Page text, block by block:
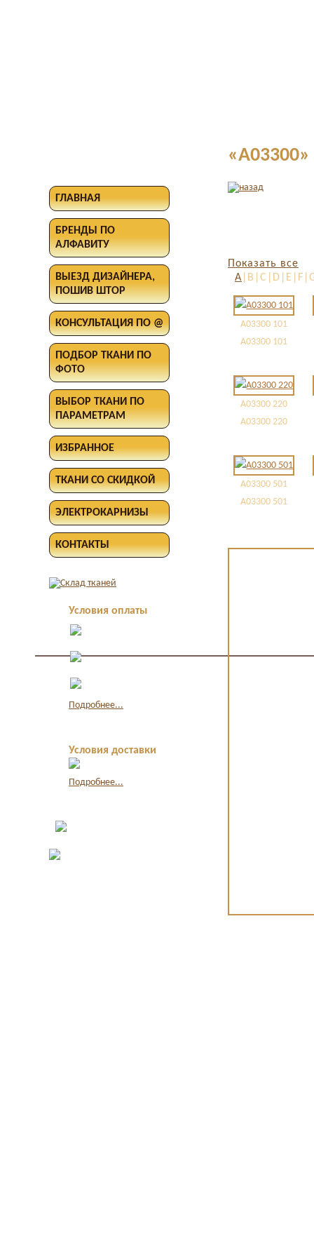
ГЛАВНАЯ
БРЕНДЫ ПО
АЛФАВИТУ
ВЫЕЗД ДИЗАЙНЕРА,
ПОШИВ ШТОР
КОНСУЛЬТАЦИЯ ПО @
ПОДБОР ТКАНИ ПО
ФОТО
ВЫБОР ТКАНИ ПО
ПАРАМЕТРАМ
ИЗБРАННОЕ
ТКАНИ СО СКИДКОЙ
ЭЛЕКТРОКАРНИЗЫ
КОНТАКТЫ
Условия оплаты
Подробнее...
Условия доставки
Подробнее...
Показать все
A
A03300 101
A03300 101
A03300 220
A03300 220
A03300 501
A03300 501